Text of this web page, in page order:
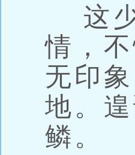
这少
情，
无印
地。
鳞。